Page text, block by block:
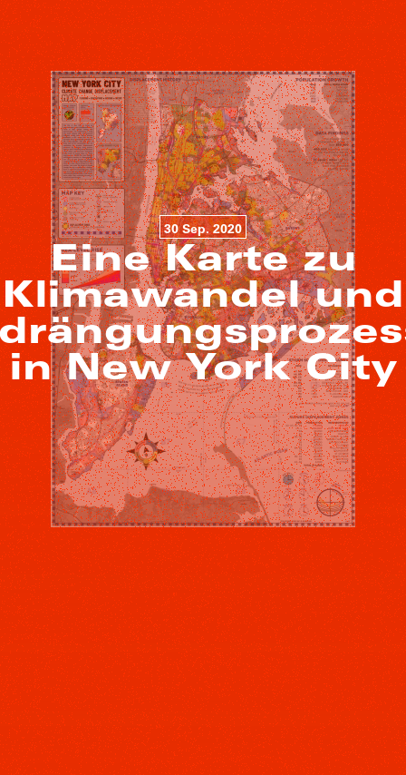
30 Sep. 2020
Eine Karte zu
Klimawandel und
in New York City